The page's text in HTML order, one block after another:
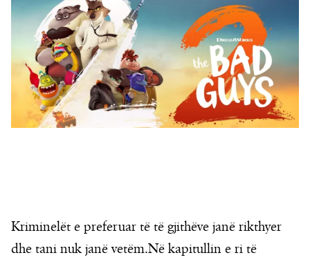
Kriminelët e preferuar të të gjithëve janë rikthyer
dhe tani nuk janë vetëm.Në kapitullin e ri të